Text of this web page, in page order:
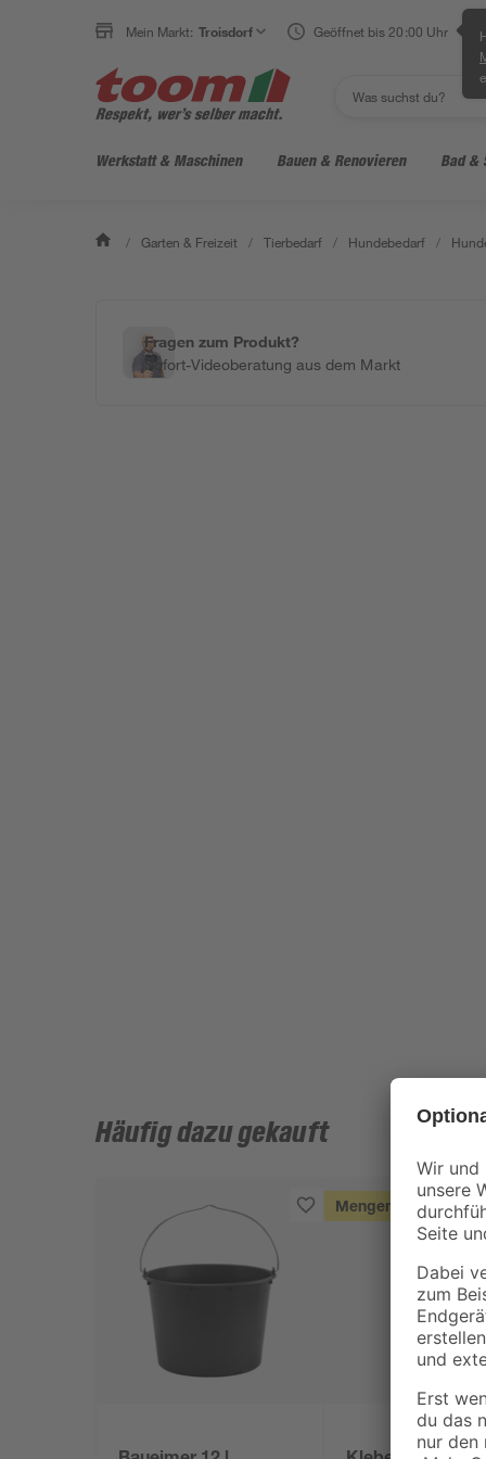
Mein Markt: Troisdorf Geöffnet bis 20:00 Uhr
Werkstatt & Maschinen Bauen & Renovieren Bad &
/ Garten & Freizeit / Tierbedarf / Hundebedarf /
Fragen zum Produkt?
Sofort-Videoberatung aus dem Markt
Häufig dazu gekauft
Mengenrabatt